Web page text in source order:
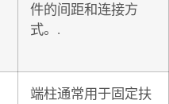
件的间距和连接方
式。.
端柱通常用于固定扶